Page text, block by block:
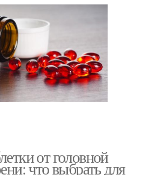
от головной
что выбрать для